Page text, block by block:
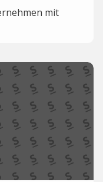
mit